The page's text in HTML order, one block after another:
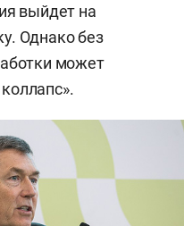
выйдет на
Однако без
может